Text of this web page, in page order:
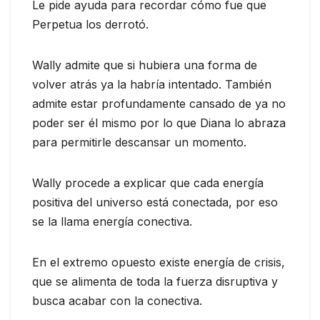
Le pide ayuda para recordar cómo fue que
Perpetua los derrotó.
Wally admite que si hubiera una forma de
volver atrás ya la habría intentado. También
admite estar profundamente cansado de ya no
poder ser él mismo por lo que Diana lo abraza
para permitirle descansar un momento.
Wally procede a explicar que cada energía
positiva del universo está conectada, por eso
se la llama energía conectiva.
En el extremo opuesto existe energía de crisis,
que se alimenta de toda la fuerza disruptiva y
busca acabar con la conectiva.